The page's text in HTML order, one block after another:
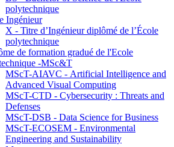
polytechnique
Ingénieur
X - Titre d’Ingénieur diplômé de l’École
polytechnique
de formation gradué de l'Ecole
-MSc&T
MScT-AIAVC - Artificial Intelligence and
Advanced Visual Computing
MScT-CTD - Cybersecurity : Threats and
Defenses
MScT-DSB - Data Science for Business
MScT-ECOSEM - Environmental
Engineering and Sustainability